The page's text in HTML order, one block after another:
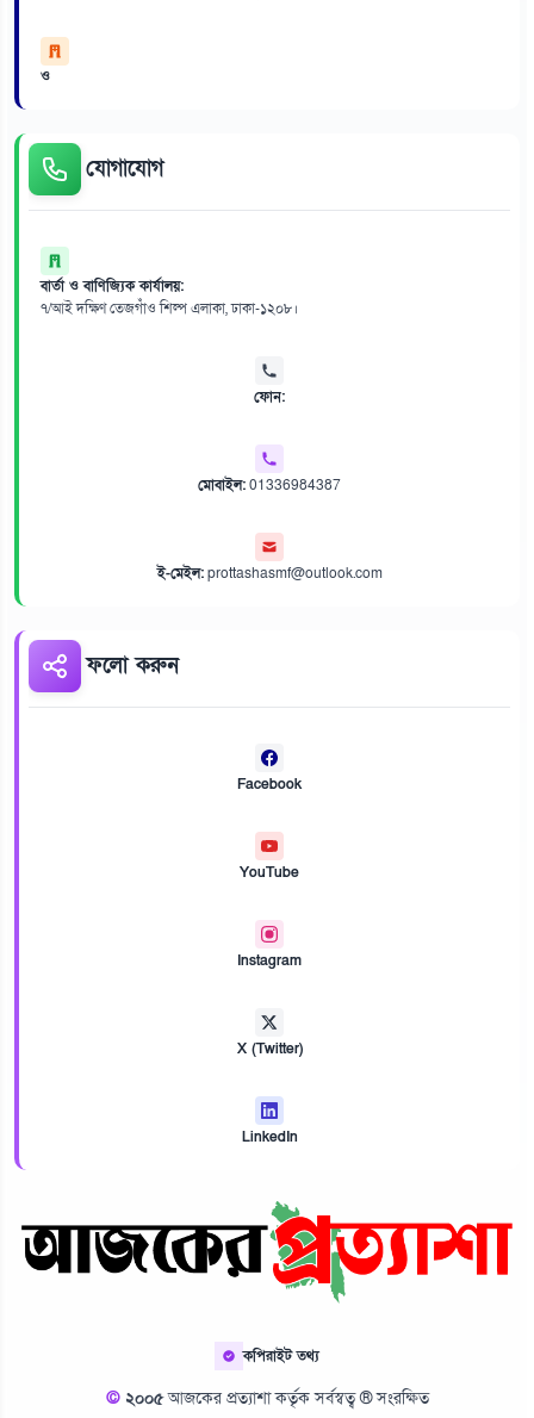
ও
যোগাযোগ
বার্তা ও বাণিজ্যিক কার্যালয়:
৭/আই দক্ষিণ তেজগাঁও শিল্প এলাকা, ঢাকা-১২০৮।
ফোন:
মোবাইল:01336984387
ই-মেইল:prottashasmf@outlook.com
ফলো করুন
Facebook
YouTube
Instagram
X (Twitter)
LinkedIn
কপিরাইট তথ্য
© ২০০৫আজকের প্রত্যাশা কর্তৃক সর্বস্বত্ব ® সংরক্ষিত